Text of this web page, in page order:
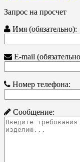
Запрос на просчет
Имя (обязательно):
E-mail
Номер телефона:
Сообщение: